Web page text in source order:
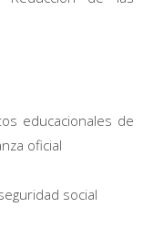
educacionales de
oficial
social